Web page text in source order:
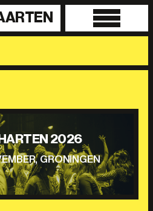
2026
GRONINGEN